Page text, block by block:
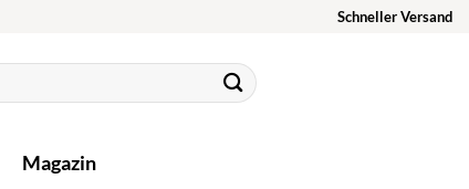
Schneller Versand
Magazin